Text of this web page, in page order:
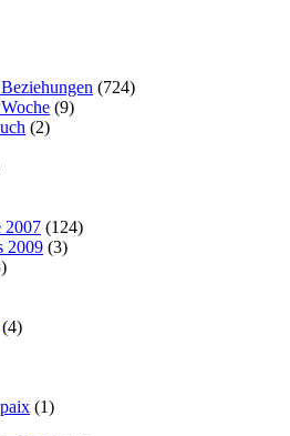
(724)
(9)
(2)
2007 (124)
2009 (3)
(4)
(1)